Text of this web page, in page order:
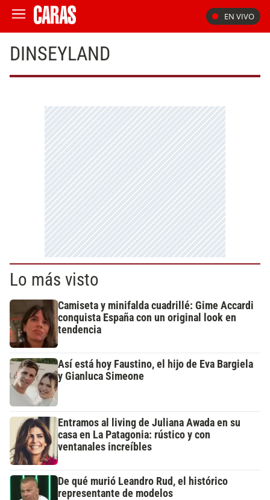
EN VIVO
DINSEYLAND
Lo más visto
Camiseta y minifalda cuadrillé: Gime Accardi
conquista España con un original look en
tendencia
Así está hoy Faustino, el hijo de Eva Bargiela
y Gianluca Simeone
Entramos al living de Juliana Awada en su
casa en La Patagonia: rústico y con
ventanales increíbles
De qué murió Leandro Rud, el histórico
representante de modelos